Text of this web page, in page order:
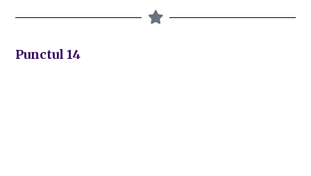
Punctul 14